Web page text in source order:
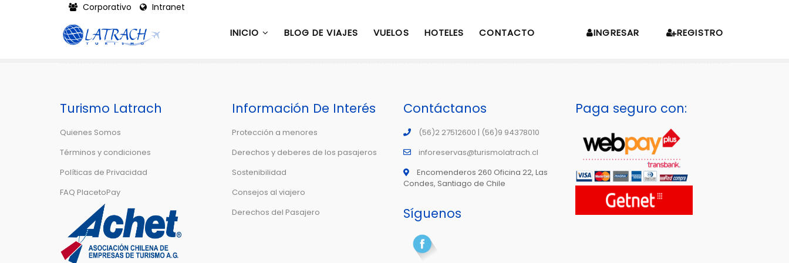
Corporativo Intranet
INICIO BLOG DE VIAJES VUELOS HOTELES CONTACTO INGRESAR REGISTRO
Turismo Latrach
Quienes Somos
Términos y condiciones
Políticas de Privacidad
FAQ PlacetoPay
Información De Interés
Protección a menores
Derechos y deberes de los pasajeros
Sostenibilidad
Consejos al viajero
Derechos del Pasajero
Contáctanos
(56)2 27512600 | (56)9 94378010
inforeservas@turismolatrach.cl
Encomenderos 260 Oficina 22, Las
Condes, Santiago de Chile
Síguenos
Paga seguro con: